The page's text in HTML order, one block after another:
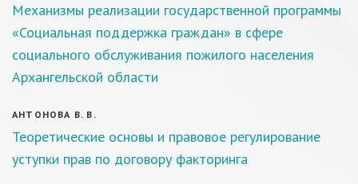
Механизмы реализации государственной программы
«Социальная поддержка граждан» в сфере
социального обслуживания пожилого населения
Архангельской области
АНТОНОВА В. В.
Теоретические основы и правовое регулирование
уступки прав по договору факторинга